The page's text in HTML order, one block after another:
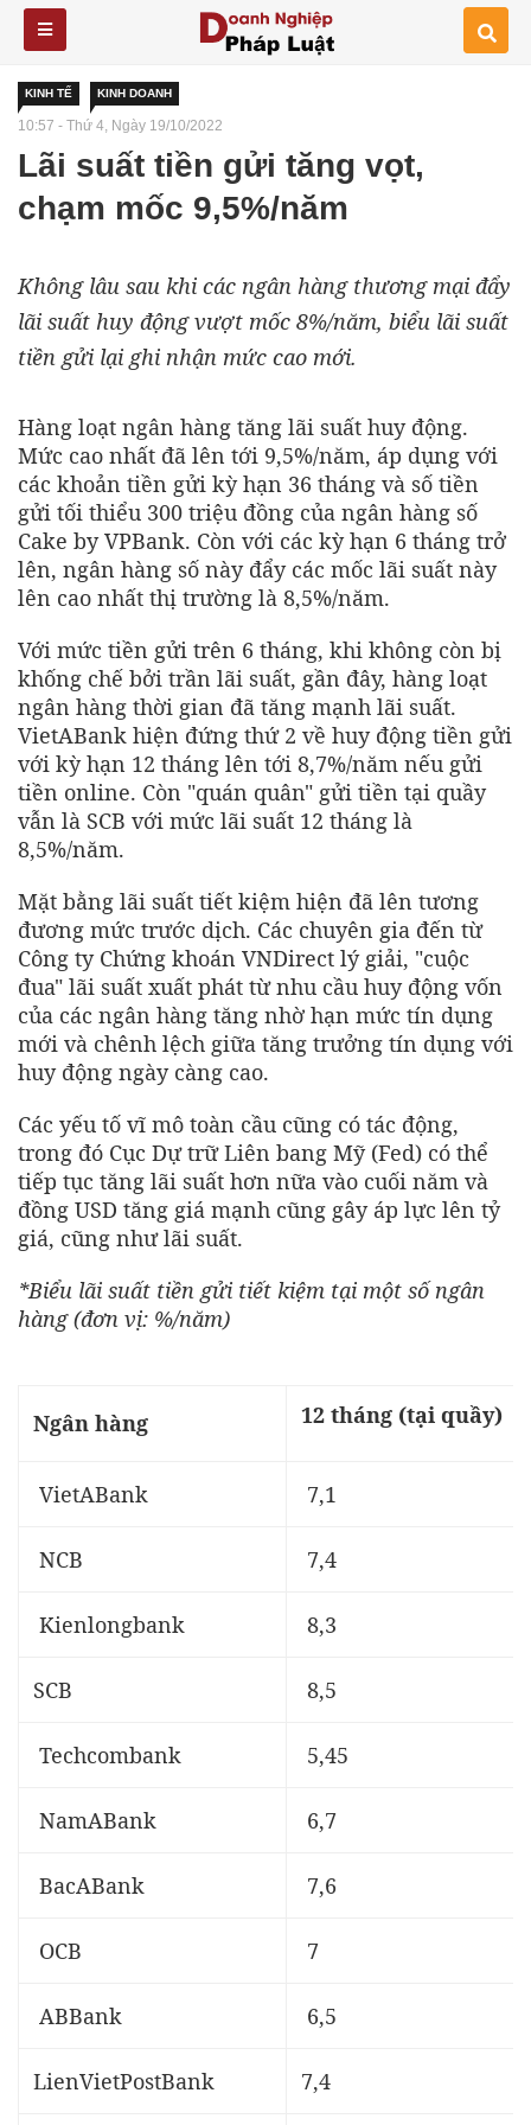
KINH TẾ KINH DOANH
10:57 - Thứ 4, Ngày 19/10/2022
Lãi suất tiền gửi tăng vọt,
chạm mốc 9,5%/năm
Không lâu sau khi các ngân hàng thương mại đẩy
lãi suất huy động vượt mốc 8%/năm, biểu lãi suất
tiền gửi lại ghi nhận mức cao mới.
Hàng loạt ngân hàng tăng lãi suất huy động.
Mức cao nhất đã lên tới 9,5%/năm, áp dụng với
các khoản tiền gửi kỳ hạn 36 tháng và số tiền
gửi tối thiểu 300 triệu đồng của ngân hàng số
Cake by VPBank. Còn với các kỳ hạn 6 tháng trở
lên, ngân hàng số này đẩy các mốc lãi suất này
lên cao nhất thị trường là 8,5%/năm.
Với mức tiền gửi trên 6 tháng, khi không còn bị
khống chế bởi trần lãi suất, gần đây, hàng loạt
ngân hàng thời gian đã tăng mạnh lãi suất.
VietABank hiện đứng thứ 2 về huy động tiền gửi
với kỳ hạn 12 tháng lên tới 8,7%/năm nếu gửi
tiền online. Còn "quán quân" gửi tiền tại quầy
vẫn là SCB với mức lãi suất 12 tháng là
8,5%/năm.
Mặt bằng lãi suất tiết kiệm hiện đã lên tương
đương mức trước dịch. Các chuyên gia đến từ
Công ty Chứng khoán VNDirect lý giải, "cuộc
đua" lãi suất xuất phát từ nhu cầu huy động vốn
của các ngân hàng tăng nhờ hạn mức tín dụng
mới và chênh lệch giữa tăng trưởng tín dụng với
huy động ngày càng cao.
Các yếu tố vĩ mô toàn cầu cũng có tác động,
trong đó Cục Dự trữ Liên bang Mỹ (Fed) có thể
tiếp tục tăng lãi suất hơn nữa vào cuối năm và
đồng USD tăng giá mạnh cũng gây áp lực lên tỷ
giá, cũng như lãi suất.
*Biểu lãi suất tiền gửi tiết kiệm tại một số ngân
hàng (đơn vị: %/năm)
Ngân hàng 12 tháng (tại quầy)
VietABank 7,1
NCB 7,4
Kienlongbank 8,3
SCB 8,5
Techcombank 5,45
NamABank 6,7
BacABank 7,6
OCB 7
ABBank 6,5
LienVietPostBank 7,4